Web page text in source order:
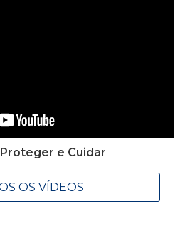
e Cuidar
OS VÍDEOS